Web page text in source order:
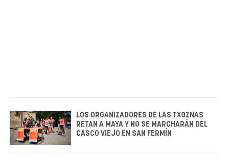
LOS ORGANIZADORES DE LAS TXOZNAS
RETAN A MAYA Y NO SE MARCHARÁN DEL
CASCO VIEJO EN SAN FERMÍN